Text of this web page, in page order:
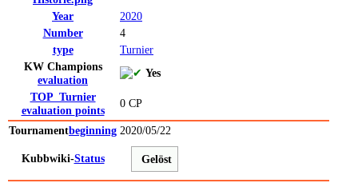
Year
2020
Number
4
type
Turnier
KW Champions
evaluation
Yes
TOP_Turnier
evaluation points
0 CP
Tournamentbeginning 2020/05/22
Kubbwiki-Status Gelöst